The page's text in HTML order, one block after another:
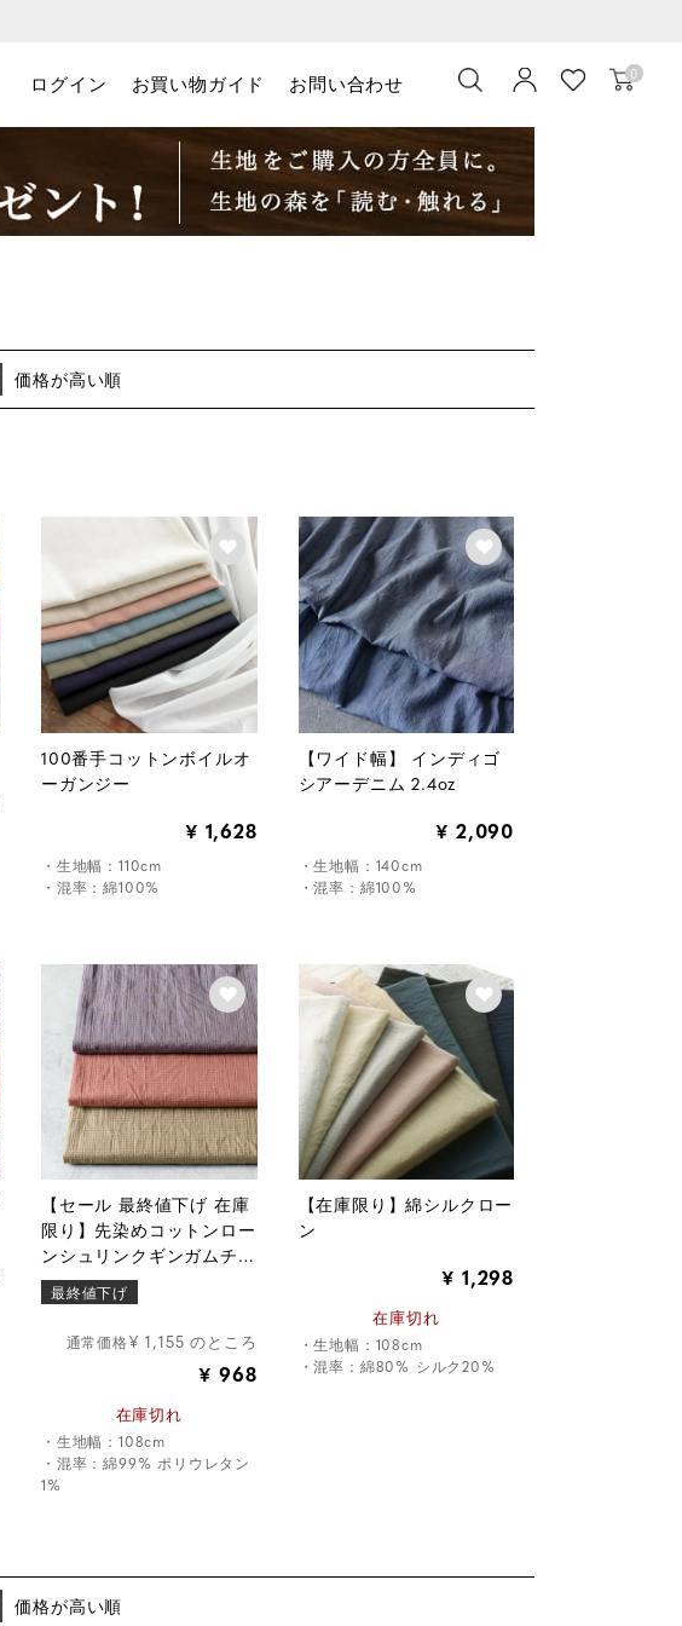
ログイン お買い物ガイド お問い合わせ 0
価格が高い順
100番手コットンボイルオ
ーガンジー
¥ 1,628
・生地幅：110cm
・混率：綿100%
【ワイド幅】 インディゴ
シアーデニム 2.4oz
¥ 2,090
・生地幅：140cm
・混率：綿100%
【セール 最終値下げ 在庫
限り】先染めコットンロー
ンシュリンクギンガムチェ
ック
最終値下げ
¥ 1,155 のところ
¥ 968
在庫切れ
・生地幅：108cm
・混率：綿99% ポリウレタン
1%
【在庫限り】綿シルクロー
ン
¥ 1,298
在庫切れ
・生地幅：108cm
・混率：綿80% シルク20%
価格が高い順